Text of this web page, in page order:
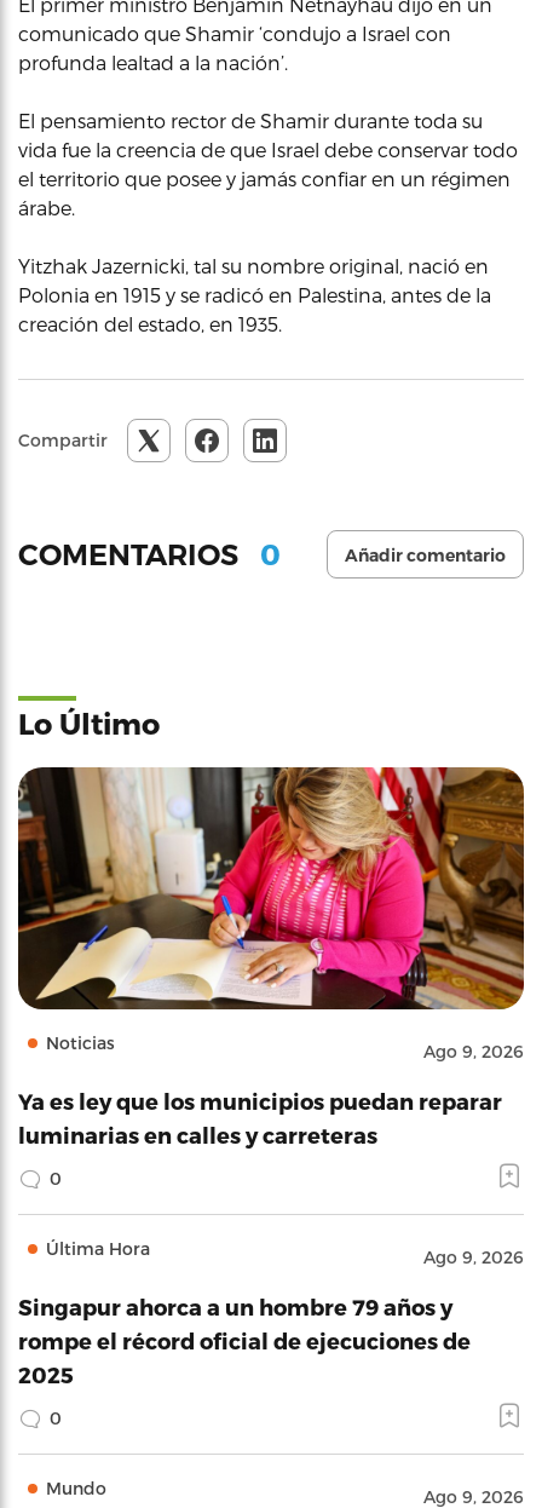
comunicado que Shamir ‘condujo a Israel con
profunda lealtad a la nación’.
El pensamiento rector de Shamir durante toda su
vida fue la creencia de que Israel debe conservar todo
el territorio que posee y jamás confiar en un régimen
árabe.
Yitzhak Jazernicki, tal su nombre original, nació en
Polonia en 1915 y se radicó en Palestina, antes de la
creación del estado, en 1935.
Compartir
COMENTARIOS 0 Añadir comentario
Lo Último
Noticias Ago 9, 2026
Ya es ley que los municipios puedan reparar
luminarias en calles y carreteras
0
Última Hora Ago 9, 2026
Singapur ahorca a un hombre 79 años y
rompe el récord oficial de ejecuciones de
2025
0
Mundo Ago 9, 2026